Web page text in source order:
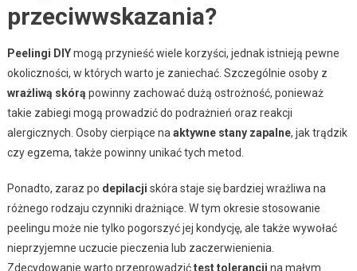
przeciwwskazania?
Peelingi DIYmogą przynieść wiele korzyści, jednak istnieją pewne
okoliczności, w których warto je zaniechać. Szczególnie osoby z
wrażliwą skórą powinny zachować dużą ostrożność, ponieważ
takie zabiegi mogą prowadzić do podrażnień oraz reakcji
alergicznych. Osoby cierpiące na aktywne stany zapalne, jak trądzik
czy egzema, także powinny unikać tych metod.
Ponadto, zaraz po depilacji skóra staje się bardziej wrażliwa na
różnego rodzaju czynniki drażniące. W tym okresie stosowanie
peelingu może nie tylko pogorszyć jej kondycję, ale także wywołać
nieprzyjemne uczucie pieczenia lub zaczerwienienia.
Zdecydowanie warto przeprowadzićtest tolerancji na małym